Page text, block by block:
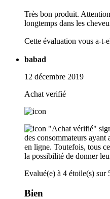
Très bon produit.
longtemps dans les
Cette évaluation vous a-t-
babad
12 décembre 2019
Achat verifié
"Achat vérifié"
des consommateurs
en ligne. Toutefois, tous
la possibilité de donner
Evalué(e) à 4 étoile(s) sur
Bien